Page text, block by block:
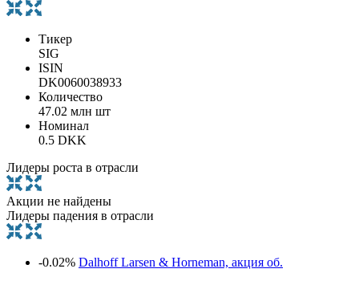
Тикер
SIG
ISIN
DK0060038933
Количество
47.02 млн шт
Номинал
0.5 DKK
Лидеры роста в отрасли
Акции не найдены
Лидеры падения в отрасли
-0.02% Dalhoff Larsen & Horneman, акция об.